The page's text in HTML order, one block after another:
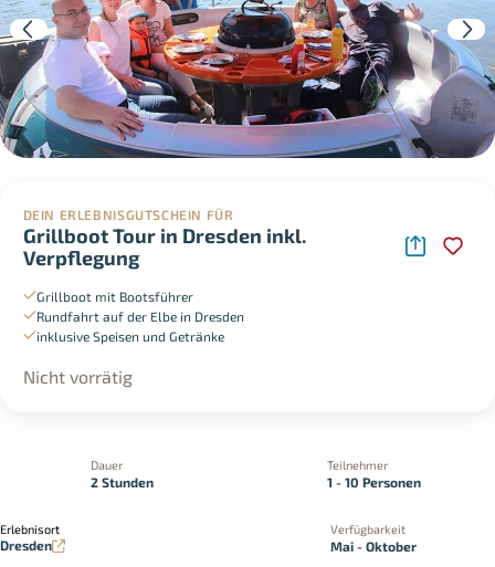
DEIN ERLEBNISGUTSCHEIN FÜR
Grillboot Tour in Dresden inkl.
Verpflegung
Grillboot mit Bootsführer
Rundfahrt auf der Elbe in Dresden
inklusive Speisen und Getränke
Nicht vorrätig
Dauer
2 Stunden
Teilnehmer
1 - 10 Personen
Erlebnisort
Dresden
Verfügbarkeit
Mai - Oktober